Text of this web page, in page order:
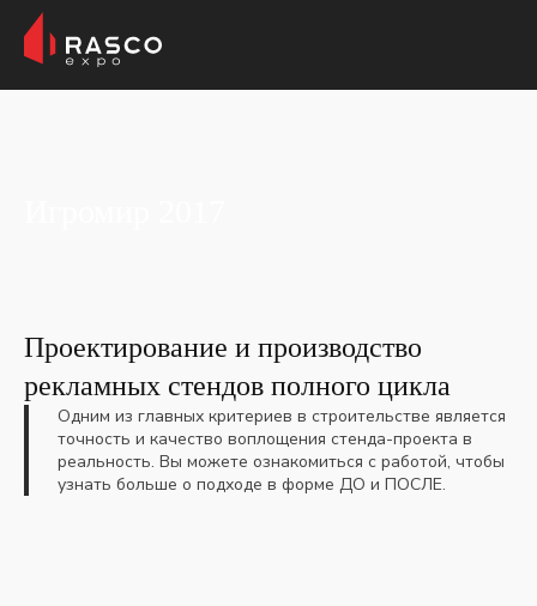
Проектирование и производство
рекламных стендов полного цикла
Одним из главных критериев в строительстве является
точность и качество воплощения стенда-проекта в
реальность. Вы можете ознакомиться с работой, чтобы
узнать больше о подходе в форме ДО и ПОСЛЕ.